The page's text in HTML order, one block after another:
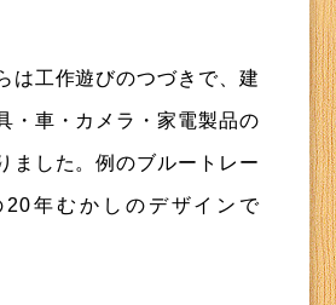
は工作遊びのつづきで、建
・車・カメラ・家電製品の
ました。例のブルートレー
20年むかしのデザインで